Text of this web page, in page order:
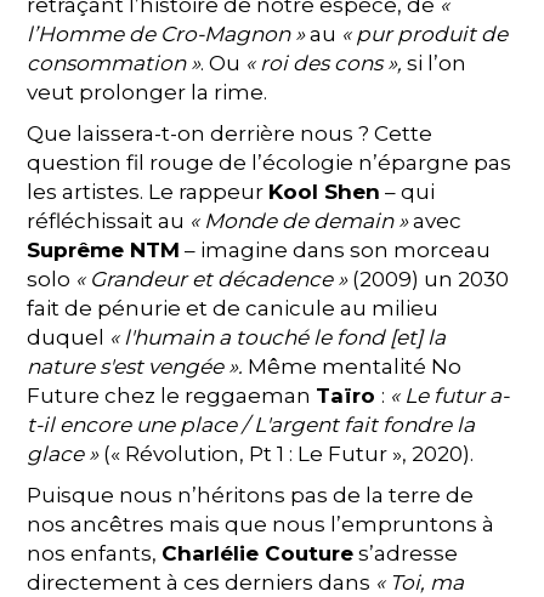
retraçant l’histoire de notre espèce, de «
l’Homme de Cro-Magnon »au « pur produit de
consommation ». Ou « roi des cons », si l’on
veut prolonger la rime.
Que laissera-t-on derrière nous ? Cette
question fil rouge de l’écologie n’épargne pas
les artistes. Le rappeur Kool Shen – qui
réfléchissait au « Monde de demain »avec
Suprême NTM – imagine dans son morceau
solo « Grandeur et décadence »(2009) un 2030
fait de pénurie et de canicule au milieu
duquel « l'humain a touché le fond [et] la
nature s'est vengée ». Même mentalité No
Future chez le reggaeman Taïro : « Le futur a-
t-il encore une place / L'argent fait fondre la
glace » (« Révolution, Pt 1 : Le Futur », 2020).
Puisque nous n’héritons pas de la terre de
nos ancêtres mais que nous l’empruntons à
nos enfants, Charlélie Couture s’adresse
directement à ces derniers dans « Toi, ma